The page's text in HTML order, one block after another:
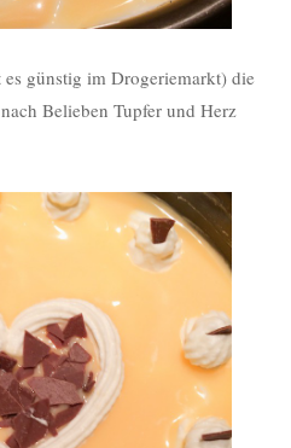
günstig im Drogeriemarkt) die
Belieben Tupfer und Herz